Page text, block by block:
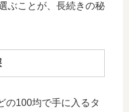
ぶことが、長続きの秘
の100均で手に入るタ